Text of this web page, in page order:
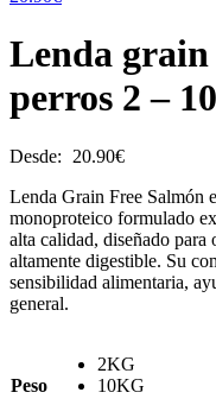
Lenda
perros 2 –
Desde: 20.90€
Lenda Grain Free Salmón
monoproteico formulado
alta calidad, diseñado
altamente digestible. Su
sensibilidad alimentaria,
general.
Peso
2KG
10KG